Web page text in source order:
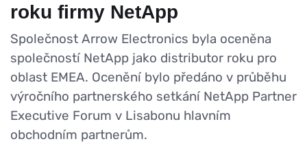
roku firmy NetApp
Společnost Arrow Electronics byla oceněna
společností NetApp jako distributor roku pro
oblast EMEA. Ocenění bylo předáno v průběhu
výročního partnerského setkání NetApp Partner
Executive Forum v Lisabonu hlavním
obchodním partnerům.